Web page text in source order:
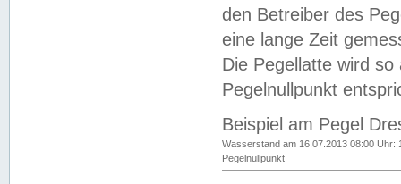
den Betreiber des
eine lange Zeit
Die Pegellatte wird
Pegelnullpunkt
Beispiel am Pegel
Wasserstand am 16.07.2013 08:00 Uhr:
Pegelnullpunkt